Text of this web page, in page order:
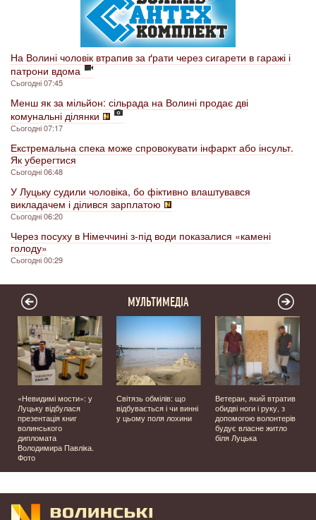
На Волині чоловік втрапив за ґрати через сигарети в гаражі і
патрони вдома
Сьогодні 07:45
Менш як за мільйон: сільрада на Волині продає дві
комунальні ділянки
Сьогодні 07:17
Екстремальна спека може спровокувати інфаркт або інсульт.
Як уберегтися
Сьогодні 06:48
У Луцьку судили чоловіка, бо фіктивно влаштувався
викладачем і ділився зарплатою
Сьогодні 06:20
Через посуху в Німеччині з-під води показалися «камені
голоду»
Сьогодні 00:29
МУЛЬТИМЕДІА
«Невидимі мости»: у
Луцьку відбулася
презентація книг
волинського
дипломата
Володимира Павліка.
Фото
Світязь обмілів: що
відбувається і чи винні
у цьому поля лохини
Ветеран, який втратив
обидві ноги і руку, з
допомогою волонтерів
будує власне житло
біля Луцька